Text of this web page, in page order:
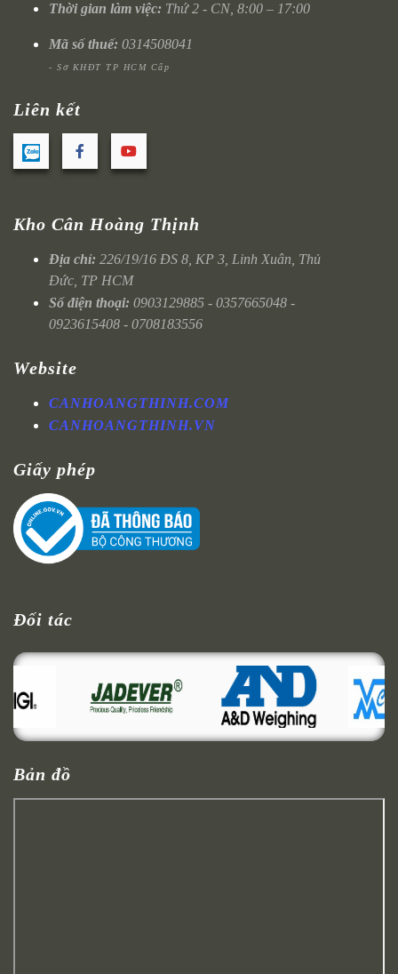
Thời gian làm việc: Thứ 2 - CN, 8:00 – 17:00
Mã số thuế: 0314508041
- Sở KHĐT TP HCM Cấp
Liên kết
Kho Cân Hoàng Thịnh
Địa chỉ: 226/19/16 ĐS 8, KP 3, Linh Xuân, Thủ
Đức, TP HCM
Số điện thoại: 0903129885 - 0357665048 -
0923615408 - 0708183556
Website
CANHOANGTHINH.COM
CANHOANGTHINH.VN
Giấy phép
Đối tác
Bản đồ